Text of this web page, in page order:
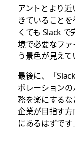
アントとより
きていること
くても Slack
境で必要なファ
う景色が見えて
最後に、「
ボレーション
務を楽にするな
企業が目指す
にあるはずです